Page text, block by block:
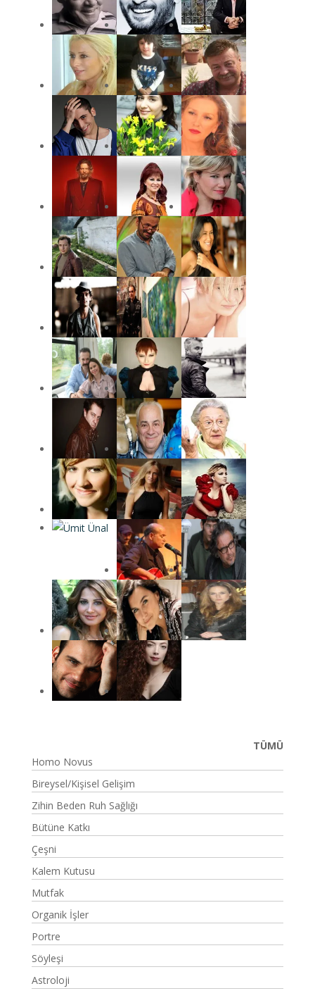
TÜMÜ
Homo Novus
Bireysel/Kişisel Gelişim
Zihin Beden Ruh Sağlığı
Bütüne Katkı
Çeşni
Kalem Kutusu
Mutfak
Organik İşler
Portre
Söyleşi
Astroloji